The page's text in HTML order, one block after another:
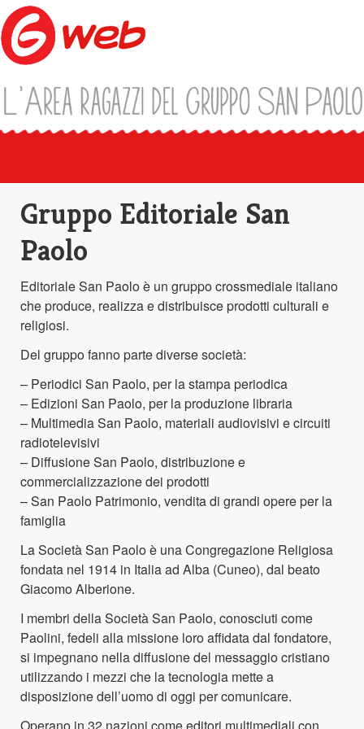
Gruppo Editoriale San
Paolo
Editoriale San Paolo è un gruppo crossmediale italiano
che produce, realizza e distribuisce prodotti culturali e
religiosi.
Del gruppo fanno parte diverse società:
– Periodici San Paolo, per la stampa periodica
– Edizioni San Paolo, per la produzione libraria
– Multimedia San Paolo, materiali audiovisivi e circuiti
radiotelevisivi
– Diffusione San Paolo, distribuzione e
commercializzazione dei prodotti
– San Paolo Patrimonio, vendita di grandi opere per la
famiglia
La Società San Paolo è una Congregazione Religiosa
fondata nel 1914 in Italia ad Alba (Cuneo), dal beato
Giacomo Alberione.
I membri della Società San Paolo, conosciuti come
Paolini, fedeli alla missione loro affidata dal fondatore,
si impegnano nella diffusione del messaggio cristiano
utilizzando i mezzi che la tecnologia mette a
disposizione dell’uomo di oggi per comunicare.
Operano in 32 nazioni come editori multimediali con